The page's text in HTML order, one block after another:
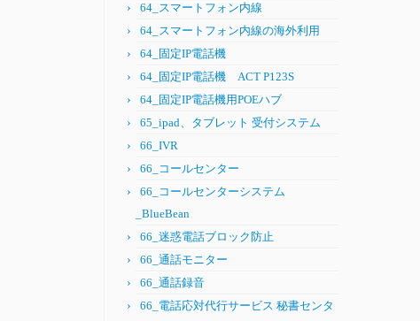
64_スマートフォン内線
64_スマートフォン内線の海外利用
64_固定IP電話機
64_固定IP電話機 ACT P123S
64_固定IP電話機用POEハブ
65_ipad、タブレット 受付システム
66_IVR
66_コールセンター
66_コールセンターシステム
_BlueBean
66_迷惑電話ブロック防止
66_通話モニター
66_通話録音
66_電話応対代行サービス 秘書センタ